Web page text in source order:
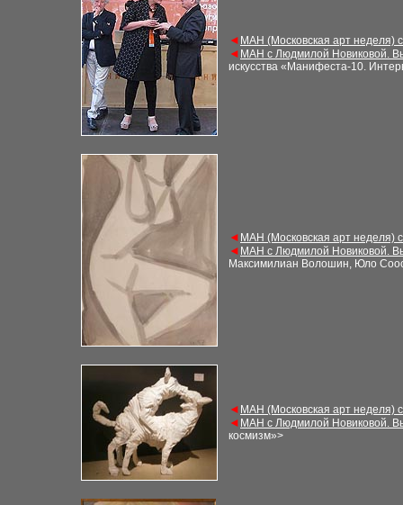
◄ МАН (Московская арт неделя)
◄ МАН с Людмилой Новиковой.
искусства «Манифеста-10.
◄ МАН (Московская арт неделя)
◄ МАН с Людмилой Новиковой.
Максимилиан Волошин, Юло
◄ МАН (Московская арт неделя)
◄ МАН с Людмилой Новиковой.
космизм»>